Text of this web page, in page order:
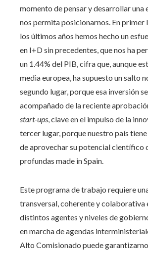
momento de pensar y desarrollar una
nos permita posicionarnos. En primer
los últimos años hemos hecho un
en I+D sin precedentes, que nos ha
un 1.44% del PIB, cifra que, aunque
media europea, ha supuesto un salto
segundo lugar, porque esa inversión
acompañado de la reciente
start-ups, clave en el impulso de la
tercer lugar, porque nuestro país
de aprovechar su potencial científico
profundas made in Spain.
Este programa de trabajo requiere
transversal, coherente y colaborativa
distintos agentes y niveles de
en marcha de agendas
Alto Comisionado puede